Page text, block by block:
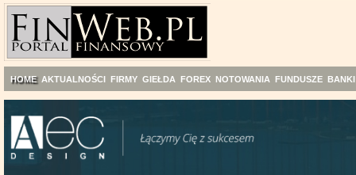
HOME AKTUALNOŚCI FIRMY GIEŁDA FOREX NOTOWANIA FUNDUSZE BANKI